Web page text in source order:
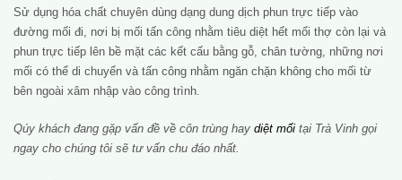
Sử dụng hóa chất chuyên dùng dạng dung dịch phun trực tiếp vào
đường mối đi, nơi bị mối tấn công nhằm tiêu diệt hết mối thợ còn lại và
phun trực tiếp lên bề mặt các kết cấu bằng gỗ, chân tường, những nơi
mối có thể di chuyển và tấn công nhằm ngăn chặn không cho mối từ
bên ngoài xâm nhập vào công trình.
Qúy khách đang gặp vấn đề về côn trùng hay diệt mối tại Trà Vinh gọi
ngay cho chúng tôi sẽ tư vấn chu đáo nhất.